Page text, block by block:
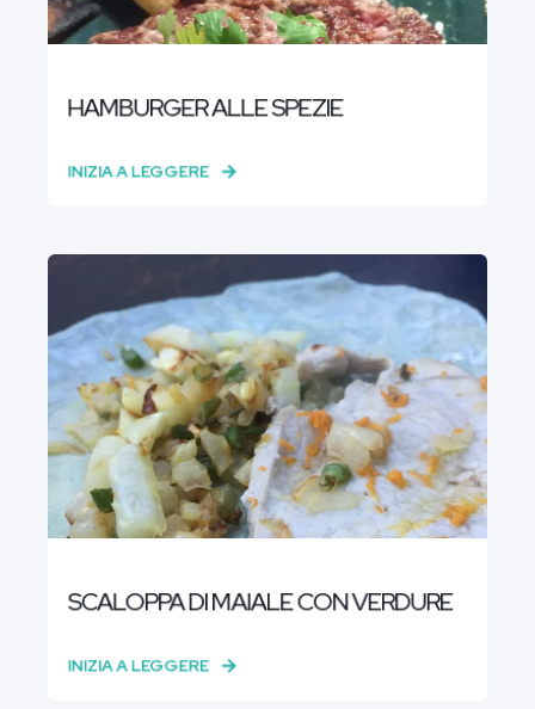
HAMBURGER ALLE SPEZIE
INIZIA A LEGGERE
SCALOPPA DI MAIALE CON VERDURE
INIZIA A LEGGERE